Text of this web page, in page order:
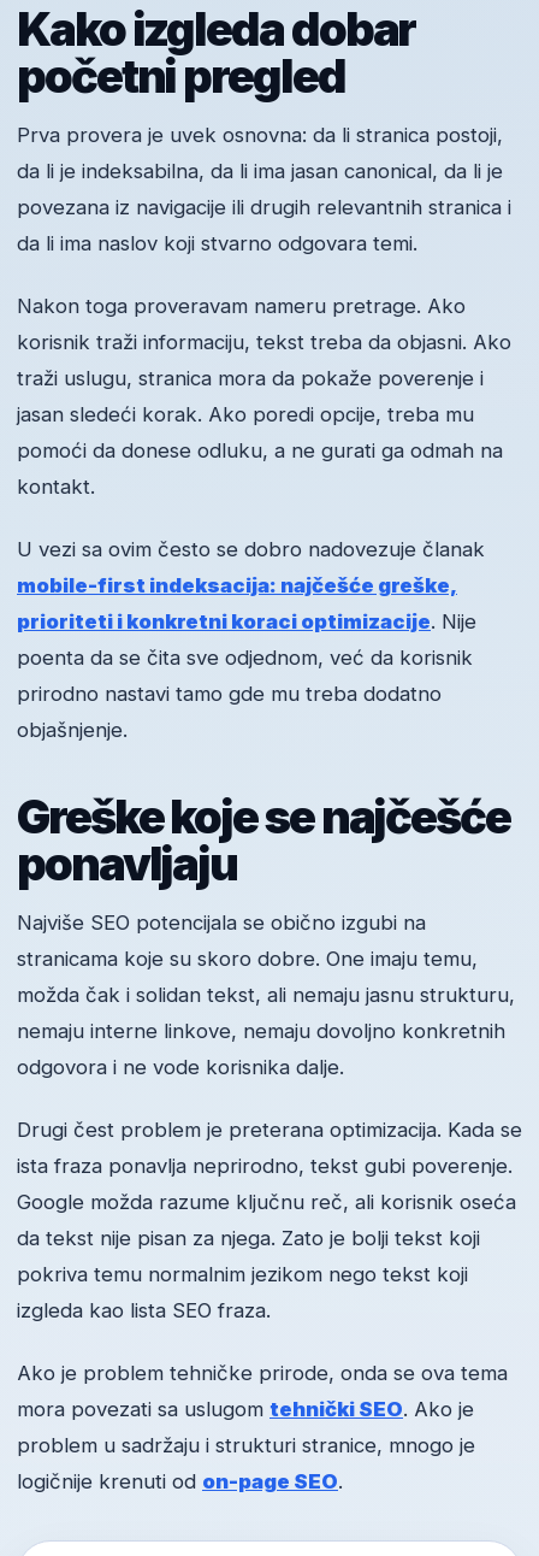
Kako izgleda dobar
početni pregled
Prva provera je uvek osnovna: da li stranica postoji,
da li je indeksabilna, da li ima jasan canonical, da li je
povezana iz navigacije ili drugih relevantnih stranica i
da li ima naslov koji stvarno odgovara temi.
Nakon toga proveravam nameru pretrage. Ako
korisnik traži informaciju, tekst treba da objasni. Ako
traži uslugu, stranica mora da pokaže poverenje i
jasan sledeći korak. Ako poredi opcije, treba mu
pomoći da donese odluku, a ne gurati ga odmah na
kontakt.
U vezi sa ovim često se dobro nadovezuje članak
mobile-first indeksacija: najčešće greške,
prioriteti i konkretni koraci optimizacije. Nije
poenta da se čita sve odjednom, već da korisnik
prirodno nastavi tamo gde mu treba dodatno
objašnjenje.
Greške koje se najčešće
ponavljaju
Najviše SEO potencijala se obično izgubi na
stranicama koje su skoro dobre. One imaju temu,
možda čak i solidan tekst, ali nemaju jasnu strukturu,
nemaju interne linkove, nemaju dovoljno konkretnih
odgovora i ne vode korisnika dalje.
Drugi čest problem je preterana optimizacija. Kada se
ista fraza ponavlja neprirodno, tekst gubi poverenje.
Google možda razume ključnu reč, ali korisnik oseća
da tekst nije pisan za njega. Zato je bolji tekst koji
pokriva temu normalnim jezikom nego tekst koji
izgleda kao lista SEO fraza.
Ako je problem tehničke prirode, onda se ova tema
mora povezati sa uslugom tehnički SEO. Ako je
problem u sadržaju i strukturi stranice, mnogo je
logičnije krenuti od on-page SEO.